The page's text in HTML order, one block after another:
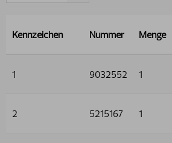
Kennzeichen Nummer Menge
1 9032552 1
2 5215167 1